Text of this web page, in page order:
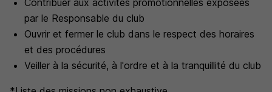
Contribuer aux activités promotionnelles exposées
par le Responsable du club
Ouvrir et fermer le club dans le respect des horaires
et des procédures
Veiller à la sécurité, à l'ordre et à la tranquillité du club